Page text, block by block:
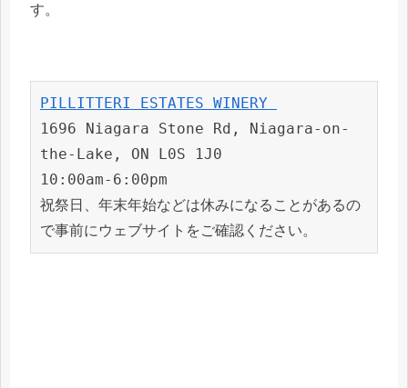
す。
PILLITTERI ESTATES WINERY
1696 Niagara Stone Rd, Niagara-on-
the-Lake, ON L0S 1J0
10:00am-6:00pm
祝祭日、年末年始などは休みになることがあるの
で事前にウェブサイトをご確認ください。